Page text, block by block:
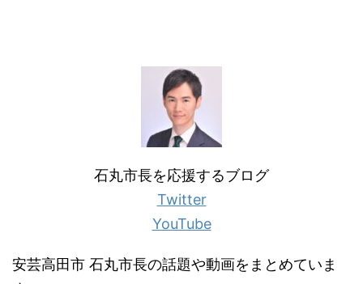
石丸市長を応援するブログ
Twitter
YouTube
安芸高田市 石丸市長の話題や動画をまとめていま